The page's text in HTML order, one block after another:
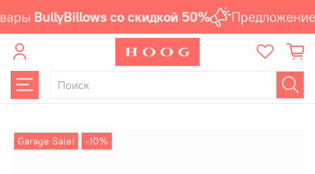
BullyBillows со скидкой 50% Предложение
Garage Sale! -10%